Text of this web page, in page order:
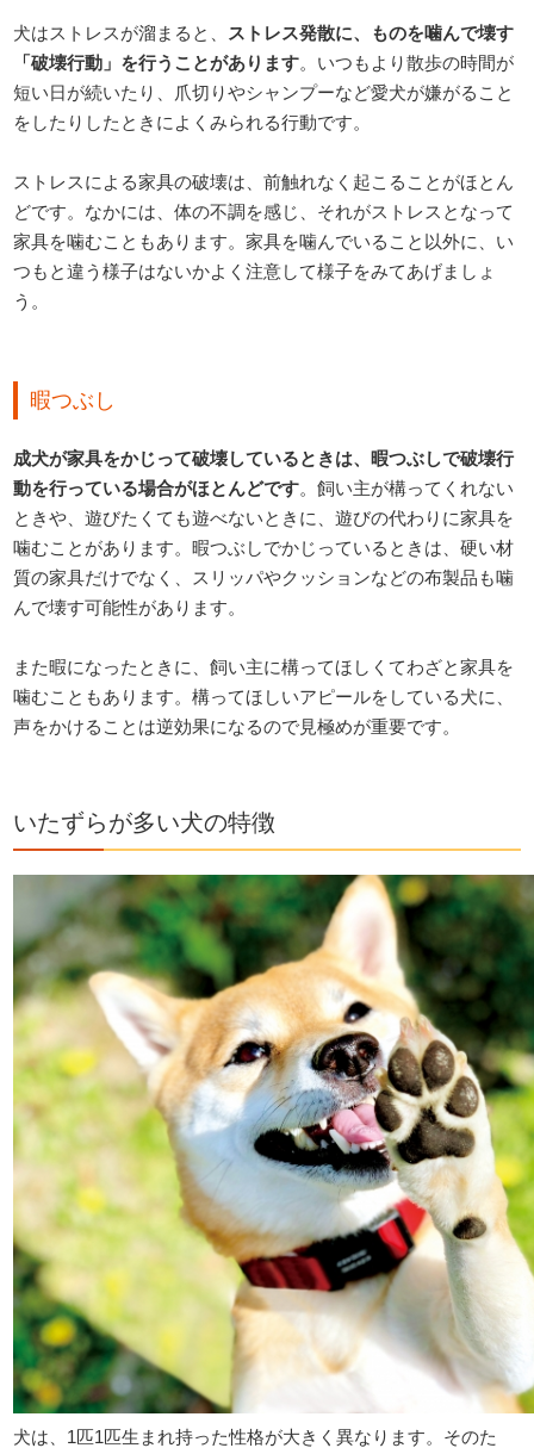
犬はストレスが溜まると、
ストレス発散に、ものを噛んで壊す
「破壊行動」を行うことがあります。いつもより散歩の時間が
短い日が続いたり、爪切りやシャンプーなど愛犬が嫌がること
をしたりしたときによくみられる行動です。
ストレスによる家具の破壊は、前触れなく起こることがほとん
どです。なかには、体の不調を感じ、それがストレスとなって
家具を噛むこともあります。家具を噛んでいること以外に、い
つもと違う様子はないかよく注意して様子をみてあげましょ
う。
暇つぶし
成犬が家具をかじって破壊しているときは、暇つぶしで破壊行
動を行っている場合がほとんどです。飼い主が構ってくれない
ときや、遊びたくても遊べないときに、遊びの代わりに家具を
噛むことがあります。暇つぶしでかじっているときは、硬い材
質の家具だけでなく、スリッパやクッションなどの布製品も噛
んで壊す可能性があります。
また暇になったときに、飼い主に構ってほしくてわざと家具を
噛むこともあります。構ってほしいアピールをしている犬に、
声をかけることは逆効果になるので見極めが重要です。
いたずらが多い犬の特徴
犬は、1匹1匹生まれ持った性格が大きく異なります。そのた